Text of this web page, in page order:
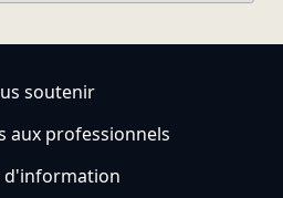
soutenir
aux professionnels
d'information